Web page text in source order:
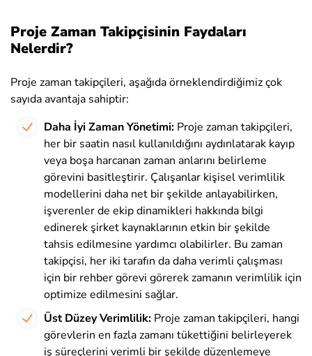
Proje Zaman Takipçisinin Faydaları
Nelerdir?
Proje zaman takipçileri, aşağıda örneklendirdiğimiz çok
sayıda avantaja sahiptir:
Daha İyi Zaman Yönetimi: Proje zaman takipçileri,
her bir saatin nasıl kullanıldığını aydınlatarak kayıp
veya boşa harcanan zaman anlarını belirleme
görevini basitleştirir. Çalışanlar kişisel verimlilik
modellerini daha net bir şekilde anlayabilirken,
işverenler de ekip dinamikleri hakkında bilgi
edinerek şirket kaynaklarının etkin bir şekilde
tahsis edilmesine yardımcı olabilirler. Bu zaman
takipçisi, her iki tarafın da daha verimli çalışması
için bir rehber görevi görerek zamanın verimlilik için
optimize edilmesini sağlar.
Üst Düzey Verimlilik: Proje zaman takipçileri, hangi
görevlerin en fazla zamanı tükettiğini belirleyerek
iş süreçlerini verimli bir şekilde düzenlemeye